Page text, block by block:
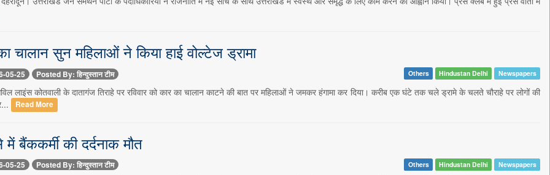
चालान सुन महिलाओं ने किया हाई वोल्टेज ड्रामा
05-25 Posted By: हिन्दुस्तान टीम Others Hindustan Delhi Newspapers
लाइंस कोतवाली के दातागंज तिराहे पर रविवार को कार का चालान काटने की बात पर महिलाओं ने जमकर हंगामा कर दिया। करीब एक घंटे तक चले ड्रामे के चलते चौराहे पर लोगों की
Read More
बैंककर्मी की दर्दनाक मौत
05-25 Posted By: हिन्दुस्तान टीम Others Hindustan Delhi Newspapers